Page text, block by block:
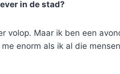
in de stad?
volop. Maar ik ben een
enorm als ik al die